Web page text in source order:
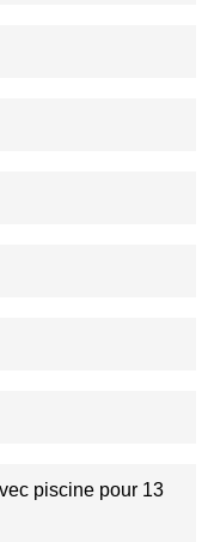
piscine pour 13